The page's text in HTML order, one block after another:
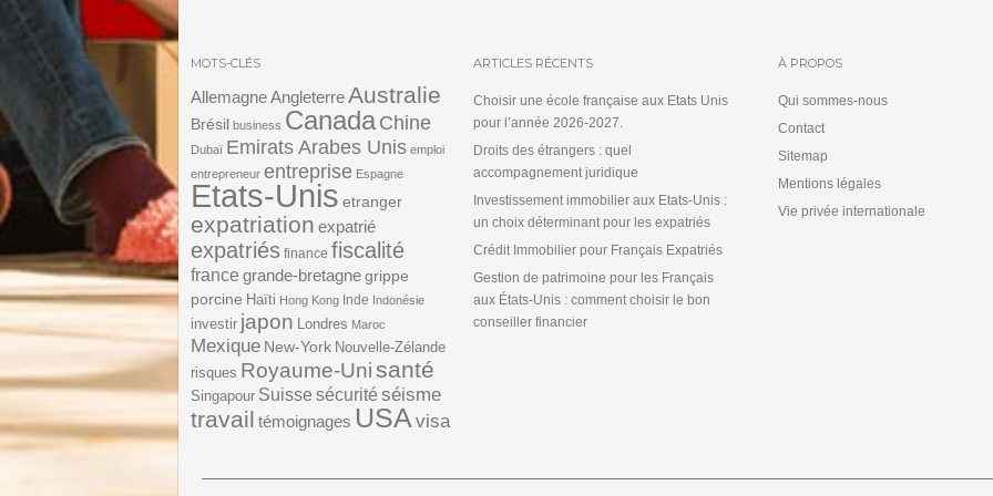
MOTS-CLÉS
AllemagneAngleterreAustralie
Brésil business CanadaChine
Dubaï Emirats Arabes Unis emploi
entrepreneur entreprise Espagne
Etats-Unis etranger
expatriation expatrié
expatriés finance fiscalité
france grande-bretagnegrippe
porcine Haïti Hong Kong Inde Indonésie
investir japon Londres Maroc
Mexique New-York Nouvelle-Zélande
risques Royaume-Unisanté
Singapour Suisse sécurité séisme
travail témoignages USA visa
ARTICLES RÉCENTS
Choisir une école française aux Etats Unis
pour l’année 2026-2027.
Droits des étrangers : quel
accompagnement juridique
Investissement immobilier aux Etats-Unis :
un choix déterminant pour les expatriés
Crédit Immobilier pour Français Expatriés
Gestion de patrimoine pour les Français
aux États-Unis : comment choisir le bon
conseiller financier
À PROPOS
Qui sommes-nous
Contact
Sitemap
Mentions légales
Vie privée internationale